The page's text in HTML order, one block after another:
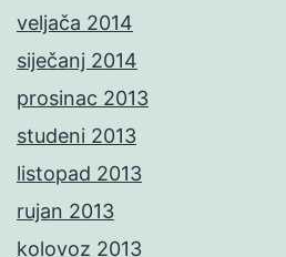
veljača 2014
siječanj 2014
prosinac 2013
studeni 2013
listopad 2013
rujan 2013
kolovoz 2013